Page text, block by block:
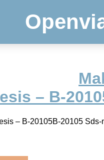
– B-
– B-20105B-20105 Sds-